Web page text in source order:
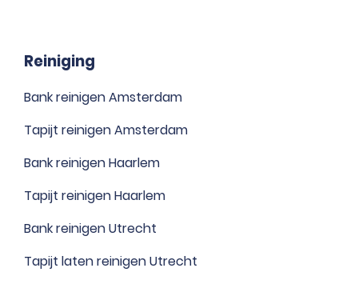
Reiniging
Bank reinigen Amsterdam
Tapijt reinigen Amsterdam
Bank reinigen Haarlem
Tapijt reinigen Haarlem
Bank reinigen Utrecht
Tapijt laten reinigen Utrecht